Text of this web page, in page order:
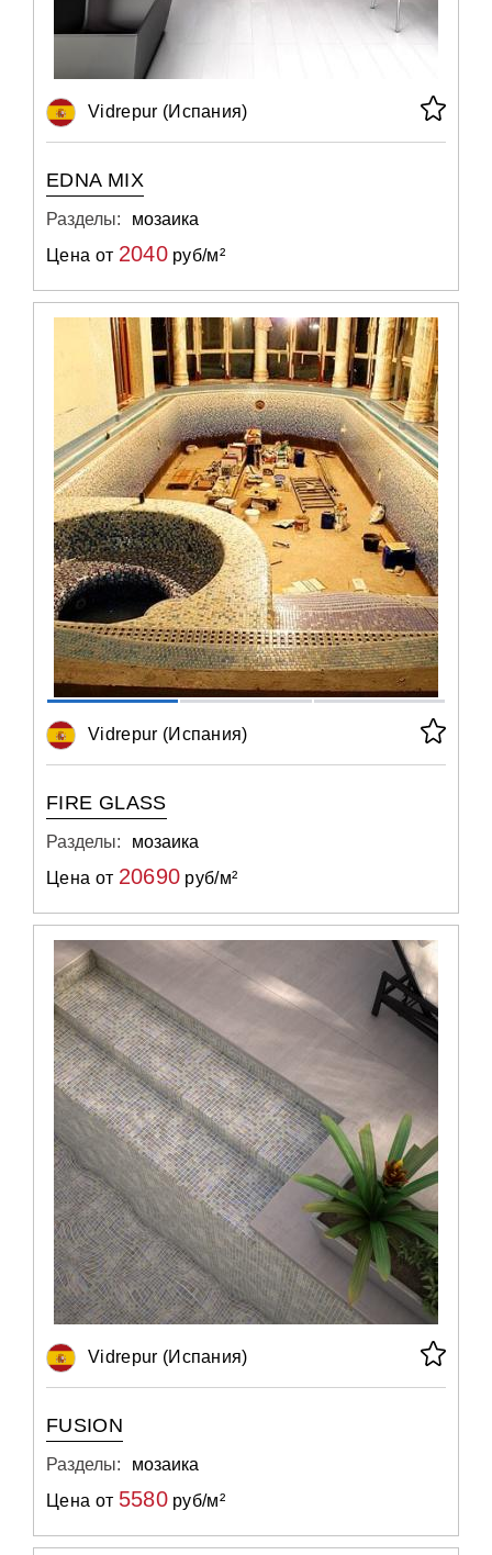
Vidrepur (Испания)
EDNA MIX
Разделы:
мозаика
Цена от 2040руб/м²
Vidrepur (Испания)
FIRE GLASS
Разделы:
мозаика
Цена от 20690 руб/м²
Vidrepur (Испания)
FUSION
Разделы:
мозаика
Цена от 5580руб/м²